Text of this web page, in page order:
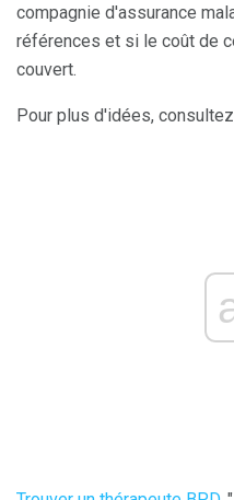
compagnie d'assurance
références et si le coût de
couvert.
Pour plus d'idées,